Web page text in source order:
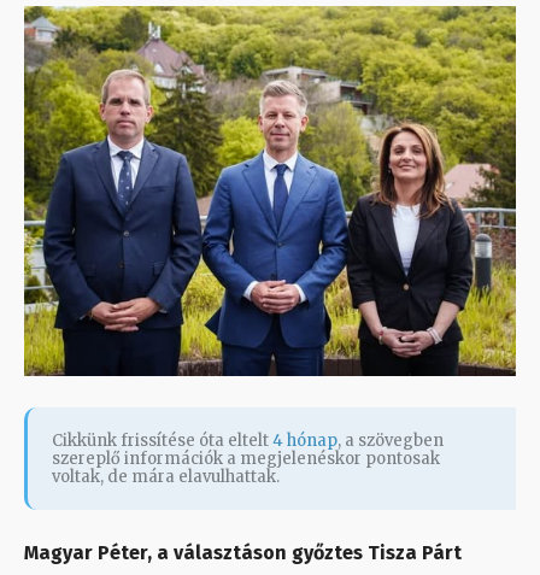
Cikkünk frissítése óta eltelt4 hónap, a szövegben
szereplő információk a megjelenéskor pontosak
voltak, de mára elavulhattak.
Magyar Péter, a választáson győztes Tisza Párt